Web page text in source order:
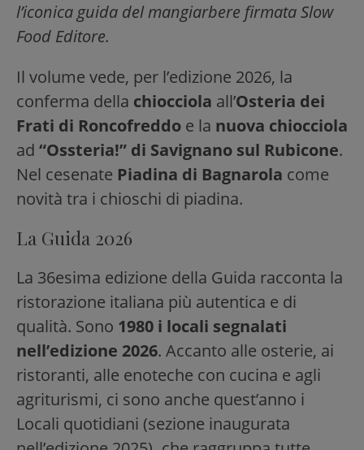
l’iconica guida del mangiarbere firmata Slow
Food Editore.
Il volume vede, per l’edizione 2026, la
conferma della chiocciola all’Osteria dei
Frati di Roncofreddo e la nuova chiocciola
ad “Ossteria!” di Savignano sul Rubicone.
Nel cesenate Piadina di Bagnarola come
novità tra i chioschi di piadina.
La Guida 2026
La 36esima edizione della Guida racconta la
ristorazione italiana più autentica e di
qualità. Sono 1980 i locali segnalati
nell’edizione 2026. Accanto alle osterie, ai
ristoranti, alle enoteche con cucina e agli
agriturismi, ci sono anche quest’anno i
Locali quotidiani (sezione inaugurata